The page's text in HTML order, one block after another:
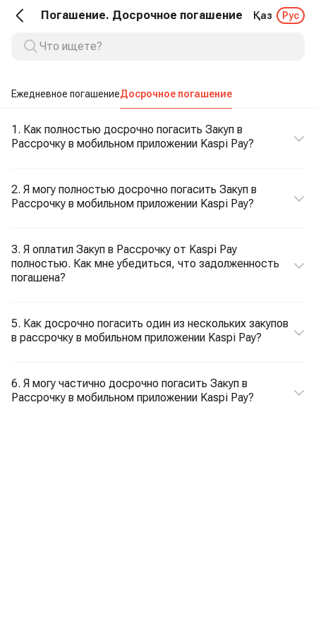
Погашение. Досрочное погашение Қаз Рус
Ежедневное погашениеДосрочное погашение
1. Как полностью досрочно погасить Закуп в
Рассрочку в мобильном приложении Kaspi Pay?
2. Я могу полностью досрочно погасить Закуп в
Рассрочку в мобильном приложении Kaspi Pay?
3. Я оплатил Закуп в Рассрочку от Kaspi Pay
полностью. Как мне убедиться, что задолженность
погашена?
5. Как досрочно погасить один из нескольких закупов
в рассрочку в мобильном приложении Kaspi Pay?
6. Я могу частично досрочно погасить Закуп в
Рассрочку в мобильном приложении Kaspi Pay?